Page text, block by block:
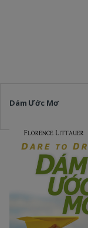
Dám Ước Mơ